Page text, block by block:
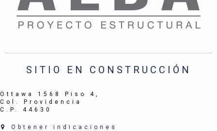
SITIO EN CONSTRUCCIÓN
Ottawa 1568 Piso 4,
Col. Providencia
C.P. 44630
Obtener indicaciones